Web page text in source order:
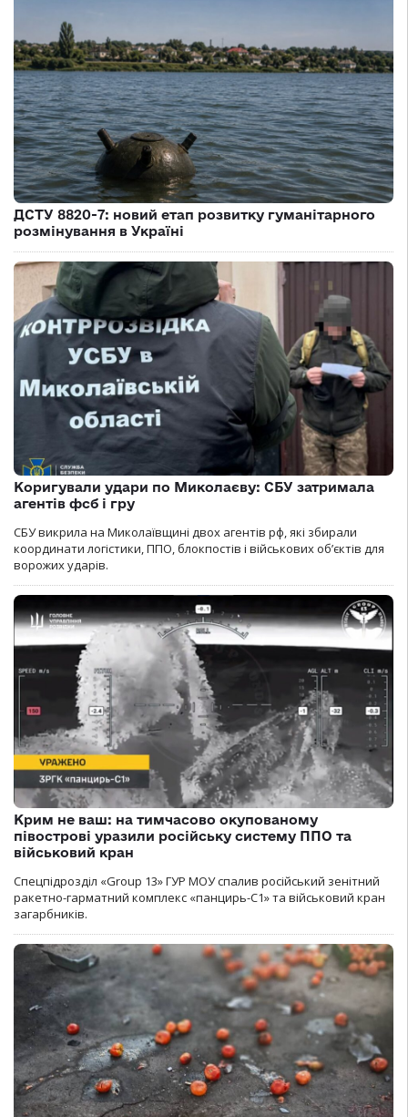
ДСТУ 8820-7: новий етап розвитку гуманітарного
розмінування в Україні
Коригували удари по Миколаєву: СБУ затримала
агентів фсб і гру
СБУ викрила на Миколаївщині двох агентів рф, які збирали
координати логістики, ППО, блокпостів і військових об’єктів для
ворожих ударів.
Крим не ваш: на тимчасово окупованому
півострові уразили російську систему ППО та
військовий кран
Спецпідрозділ «Group 13» ГУР МОУ спалив російський зенітний
ракетно-гарматний комплекс «панцирь-С1» та військовий кран
загарбників.